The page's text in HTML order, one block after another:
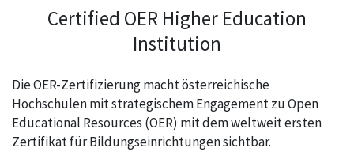
Certified OER Higher Education
Institution
Die OER-Zertifizierung macht österreichische
Hochschulen mit strategischem Engagement zu Open
Educational Resources (OER) mit dem weltweit ersten
Zertifikat für Bildungseinrichtungen sichtbar.